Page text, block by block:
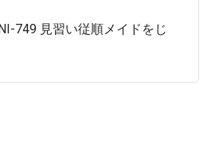
749 見習い従順メイドをじ